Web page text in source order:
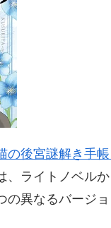
の後宮謎解き手
、ライトノベル
の異なるバージ